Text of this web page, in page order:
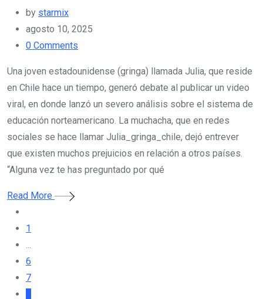
by starmix
agosto 10, 2025
0 Comments
Una joven estadounidense (gringa) llamada Julia, que reside
en Chile hace un tiempo, generó debate al publicar un video
viral, en donde lanzó un severo análisis sobre el sistema de
educación norteamericano. La muchacha, que en redes
sociales se hace llamar Julia_gringa_chile, dejó entrever
que existen muchos prejuicios en relación a otros países.
“Alguna vez te has preguntado por qué
Read More
1
...
6
7